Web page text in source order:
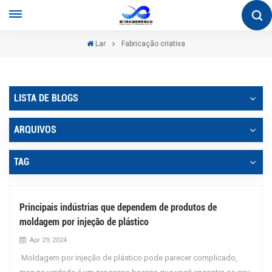
Lar Fabricação criativa
LISTA DE BLOGS
ARQUIVOS
TAG
Principais indústrias que dependem de produtos de
moldagem por injeção de plástico
Apr 29, 2024
Moldagem por injeção de plástico pode parecer complicado,